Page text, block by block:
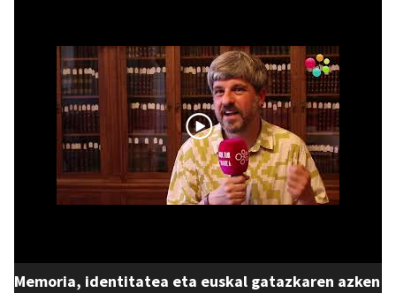
Memoria, identitatea eta euskal gatazkaren azken